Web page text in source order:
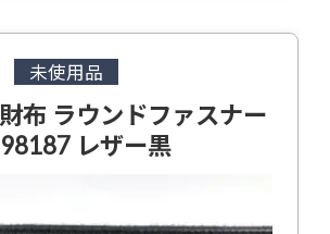
未使用品
布 ラウンドファスナー
レザー黒